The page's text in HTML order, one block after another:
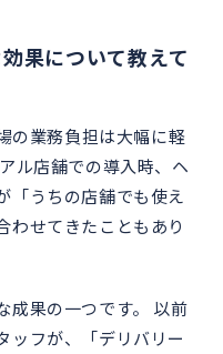
果について教えて
の業務負担は大幅に軽
ル店舗での導入時、ヘ
「うちの店舗でも使え
わせてきたこともあり
成果の一つです。 以前
ッフが、「デリバリー